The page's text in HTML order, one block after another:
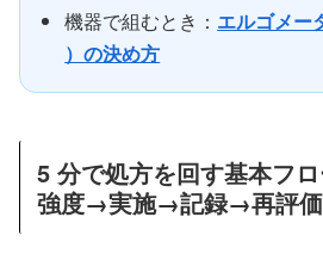
機器で組むとき： エルゴメー
）の決め方
5 分で処方を回す基本フ
強度→実施→記録→再評価